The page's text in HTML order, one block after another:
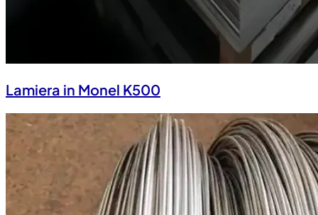
Lamiera in Monel K500